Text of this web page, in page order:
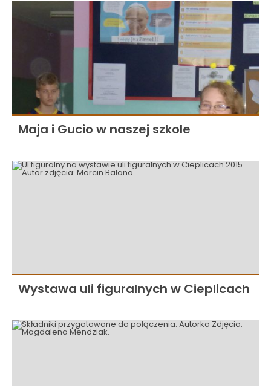
Maja i Gucio w naszej szkole
Wystawa uli figuralnych w Cieplicach